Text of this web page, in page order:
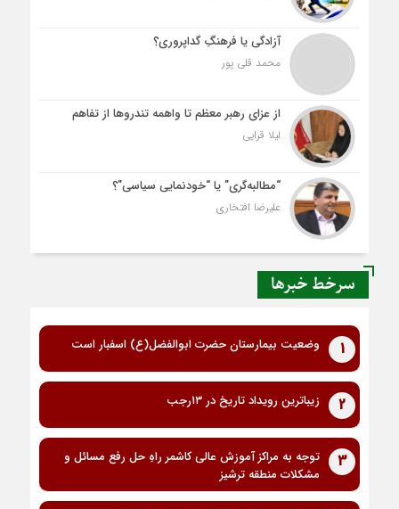
آزادگی یا فرهنگِ گداپروری؟
محمد قلی پور
از عزای رهبر معظم تا واهمه تندروها از تفاهم
لیلا قرایی
“مطالبه‌گری” یا “خودنمایی سیاسی”؟
علیرضا افتخاری
سرخط خبرها
1 وضعیت بیمارستان حضرت ابوالفضل(ع) اسفبار است
2 زیباترین رویداد تاریخ در ۱۳رجب
3
توجه به مراکز آموزش عالی کاشمر راهِ حل رفع مسائل و
مشکلات منطقه ترشیز